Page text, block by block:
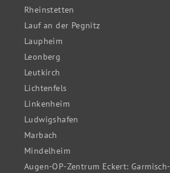
Rheinstetten
Lauf an der Pegnitz
Laupheim
Leonberg
Leutkirch
Lichtenfels
Linkenheim
Ludwigshafen
Marbach
Mindelheim
Augen-OP-Zentrum Eckert: